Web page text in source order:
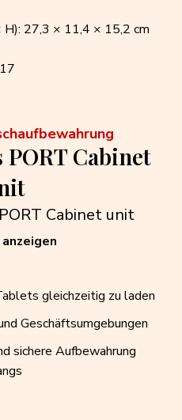
27,3 × 11,4 × 15,2 cm
PORT Cabinet
gleichzeitig zu laden
Geschäftsumgebungen
sichere Aufbewahrung